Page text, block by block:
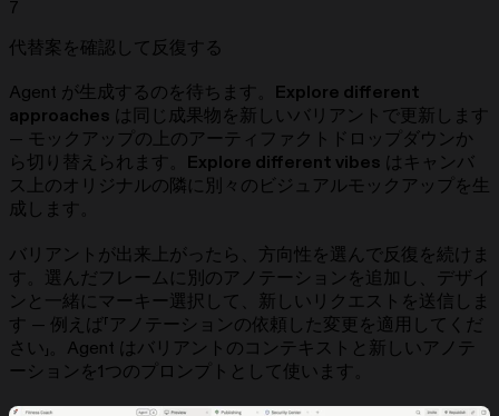
7
代替案を確認して反復する
Agent が生成するのを待ちます。 Explore different
approaches は同じ成果物を新しいバリアントで更新します
— モックアップの上のアーティファクトドロップダウンか
ら切り替えられます。 Explore different vibes はキャンバ
ス上のオリジナルの隣に別々のビジュアルモックアップを生
成します。
バリアントが出来上がったら、方向性を選んで反復を続けま
す。選んだフレームに別のアノテーションを追加し、デザイ
ンと一緒にマーキー選択して、新しいリクエストを送信しま
す — 例えば「アノテーションの依頼した変更を適用してくだ
さい」。Agent はバリアントのコンテキストと新しいアノテ
ーションを1つのプロンプトとして使います。